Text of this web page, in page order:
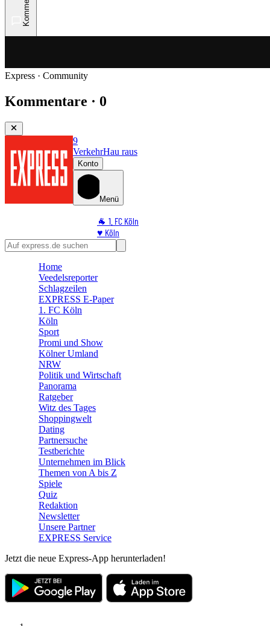
Express · Community
Kommentare · 0
9
VerkehrHau raus
Konto
Menü
🐐 1. FC Köln
♥️ Köln
⭐ Promi
🛒 Shoppingwelt
Home
Veedelsreporter
Schlagzeilen
EXPRESS E-Paper
1. FC Köln
Köln
Sport
Promi und Show
Kölner Umland
NRW
Politik und Wirtschaft
Panorama
Ratgeber
Witz des Tages
Shoppingwelt
Dating
Partnersuche
Testberichte
Unternehmen im Blick
Themen von A bis Z
Spiele
Quiz
Redaktion
Newsletter
Unsere Partner
EXPRESS Service
Jetzt die neue Express-App herunterladen!